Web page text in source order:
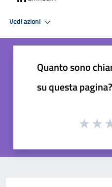
Vedi azioni
Quanto sono
su questa pagina?